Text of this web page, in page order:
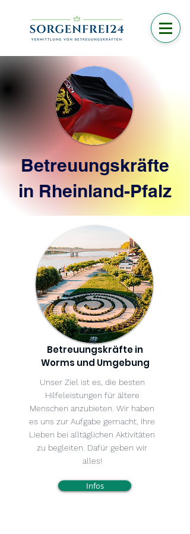
Betreuungskräfte
in Rheinland-Pfalz
Betreuungskräfte in
Worms und Umgebung
Unser Ziel ist es, die besten
Hilfeleistungen für ältere
Menschen anzubieten. Wir haben
es uns zur Aufgabe gemacht, Ihre
Lieben bei alltäglichen Aktivitäten
zu begleiten. Dafür geben wir
alles!
Infos